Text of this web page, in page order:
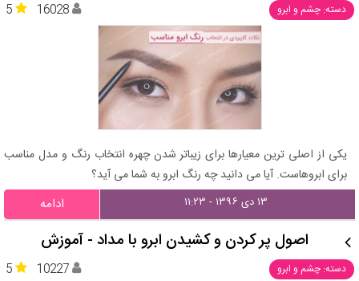
دسته: چشم و ابرو 5 16028
یکی از اصلی ترین معیارها برای زیباتر شدن چهره انتخاب رنگ و مدل مناسب
برای ابروهاست. آیا می دانید چه رنگ ابرو به شما می آید؟
۱۳ دی ۱۳۹۶ - ۱۱:۲۳ ادامه
اصول پر کردن و کشیدن ابرو با مداد - آموزش
دسته: چشم و ابرو 5 10227